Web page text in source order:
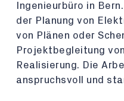
Ingenieurbüro in
der Planung von
von Plänen oder
Projektbegleitung
Realisierung. Die
anspruchsvoll und